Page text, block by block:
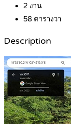
2 งาน
58 ตารางวา
Description